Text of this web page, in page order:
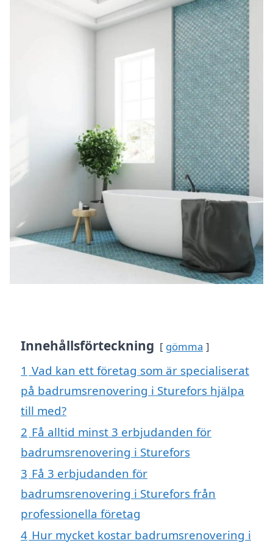
Innehållsförteckning gömma
1 Vad kan ett företag som är specialiserat
på badrumsrenovering i Sturefors hjälpa
till med?
2 Få alltid minst 3 erbjudanden för
badrumsrenovering i Sturefors
3 Få 3 erbjudanden för
badrumsrenovering i Sturefors från
professionella företag
4 Hur mycket kostar badrumsrenovering i